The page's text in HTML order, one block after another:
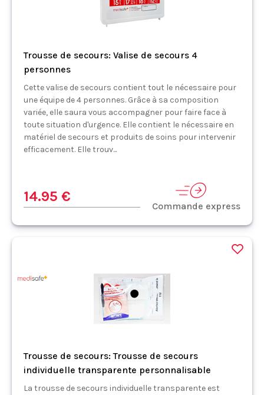
Trousse de secours: Valise de secours 4
personnes
Cette valise de secours contient tout le nécessaire pour
une équipe de 4 personnes. Grâce à sa composition
variée, elle saura vous accompagner pour faire face à
toute situation d'urgence. Elle contient le nécessaire en
matériel de secours et produits de soins pour intervenir
efficacement. Elle trouv...
14.95 €
Commande express
Trousse de secours: Trousse de secours
individuelle transparente personnalisable
La trousse de secours individuelle transparente est